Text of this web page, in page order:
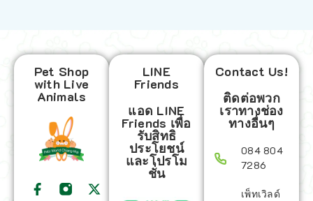
Pet Shop
with Live
Animals
LINE
Friends
แอด LINE
Friends เพื่อ
รับสิทธิ
ประโยชน์
และโปรโม
ชั่น
Contact Us!
ติดต่อพวก
เราทางช่อง
ทางอื่นๆ
084 804
7286
เพ็ทเวิลด์